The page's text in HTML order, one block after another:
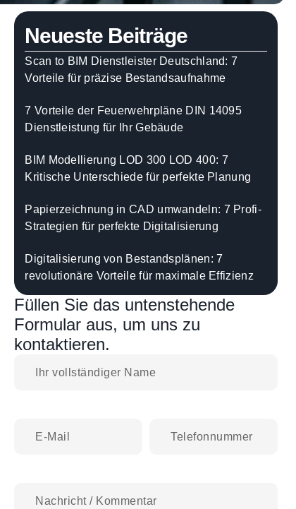
Neueste Beiträge
Scan to BIM Dienstleister Deutschland: 7
Vorteile für präzise Bestandsaufnahme
7 Vorteile der Feuerwehrpläne DIN 14095
Dienstleistung für Ihr Gebäude
BIM Modellierung LOD 300 LOD 400: 7
Kritische Unterschiede für perfekte Planung
Papierzeichnung in CAD umwandeln: 7 Profi-
Strategien für perfekte Digitalisierung
Digitalisierung von Bestandsplänen: 7
revolutionäre Vorteile für maximale Effizienz
Füllen Sie das untenstehende
Formular aus, um uns zu
kontaktieren.